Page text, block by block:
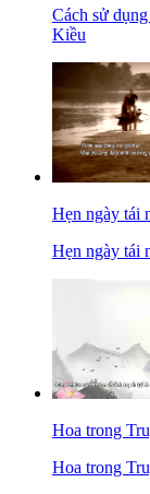
Cách sử
Kiều
Hẹn ngày tái
Hẹn ngày tái
Hoa trong
Hoa trong